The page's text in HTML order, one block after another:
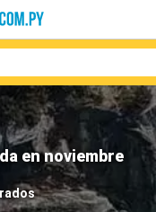
en noviembre